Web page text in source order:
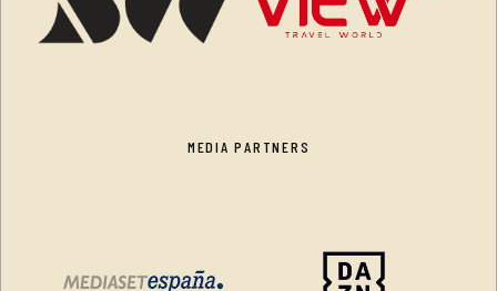
MEDIA PARTNERS